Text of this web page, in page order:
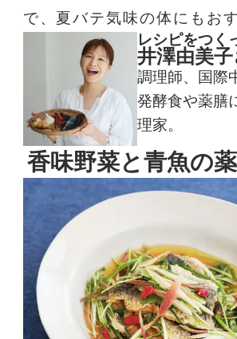
で、夏バテ気味の体にもお
レシピをつく
井澤由美
調理師、国際
発酵食や薬膳
理家。
香味野菜と青魚の